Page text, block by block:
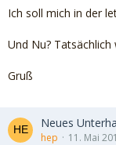
Ich soll mich in der
Und Nu?
Gruß
Neues
hep 11. Mai